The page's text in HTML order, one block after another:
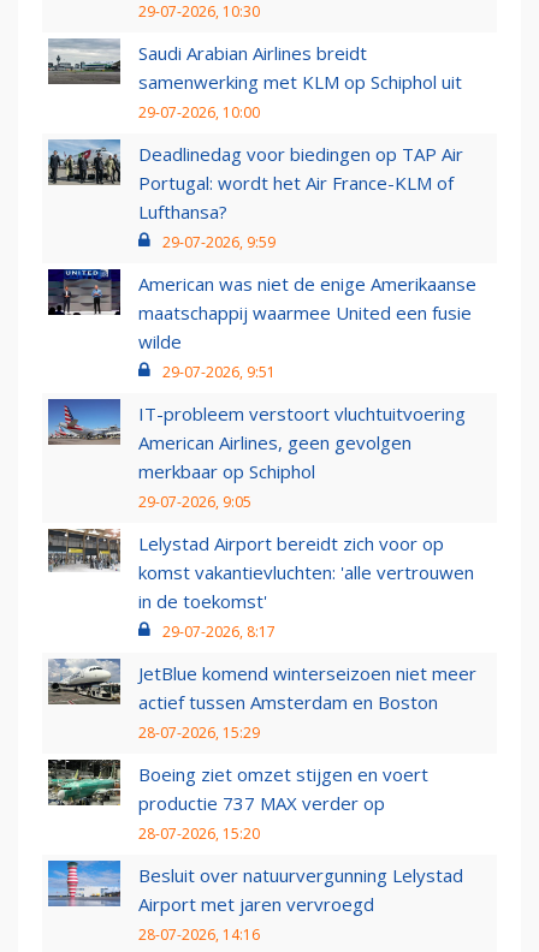
29-07-2026, 10:30
Saudi Arabian Airlines breidt
samenwerking met KLM op Schiphol uit
29-07-2026, 10:00
Deadlinedag voor biedingen op TAP Air
Portugal: wordt het Air France-KLM of
Lufthansa?
29-07-2026, 9:59
American was niet de enige Amerikaanse
maatschappij waarmee United een fusie
wilde
29-07-2026, 9:51
IT-probleem verstoort vluchtuitvoering
American Airlines, geen gevolgen
merkbaar op Schiphol
29-07-2026, 9:05
Lelystad Airport bereidt zich voor op
komst vakantievluchten: 'alle vertrouwen
in de toekomst'
29-07-2026, 8:17
JetBlue komend winterseizoen niet meer
actief tussen Amsterdam en Boston
28-07-2026, 15:29
Boeing ziet omzet stijgen en voert
productie 737 MAX verder op
28-07-2026, 15:20
Besluit over natuurvergunning Lelystad
Airport met jaren vervroegd
28-07-2026, 14:16